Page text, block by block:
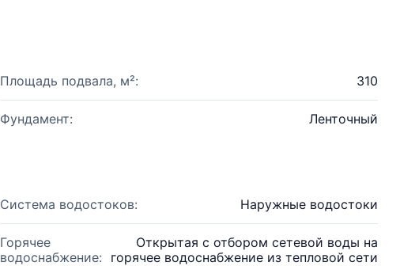
Площадь подвала, м²: 310
Фундамент: Ленточный
Система водостоков: Наружные водостоки
Горячее
водоснабжение:
Открытая с отбором сетевой воды на
горячее водоснабжение из тепловой сети